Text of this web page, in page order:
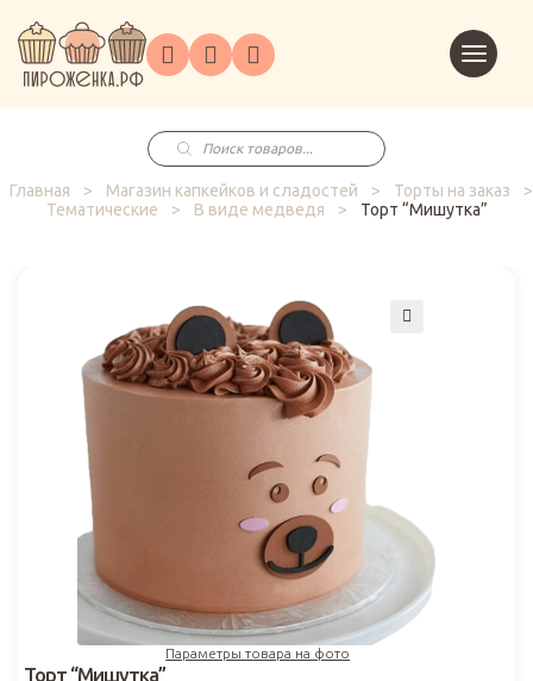
ГлавнаяКаталог
на
заказ
Праздники
Корпоративным
клиентам
в
корзину
Поиск
товаров
Главная
> Магазин капкейков и сладостей > Торты на заказ
>
Тематические
> В виде медведя > Торт “Мишутка”
Параметры товара на фото
Торт “Мишутка”